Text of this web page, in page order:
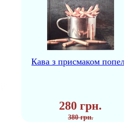
Кава з присмаком
280 грн.
380 грн.